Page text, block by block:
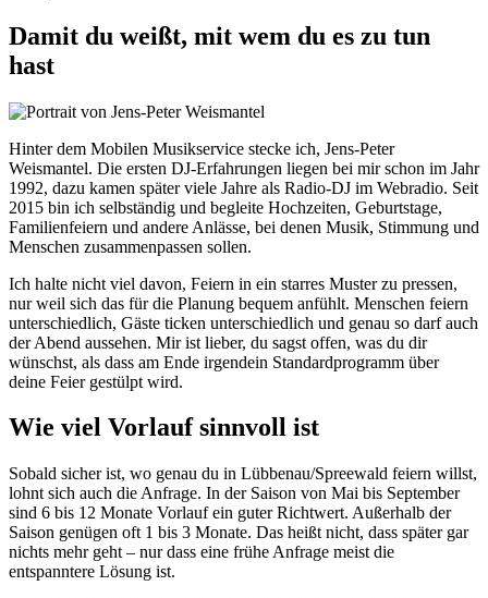
Damit du weißt, mit wem du es zu tun
hast
Hinter dem Mobilen Musikservice stecke ich, Jens-Peter
Weismantel. Die ersten DJ-Erfahrungen liegen bei mir schon im Jahr
1992, dazu kamen später viele Jahre als Radio-DJ im Webradio. Seit
2015 bin ich selbständig und begleite Hochzeiten, Geburtstage,
Familienfeiern und andere Anlässe, bei denen Musik, Stimmung und
Menschen zusammenpassen sollen.
Ich halte nicht viel davon, Feiern in ein starres Muster zu pressen,
nur weil sich das für die Planung bequem anfühlt. Menschen feiern
unterschiedlich, Gäste ticken unterschiedlich und genau so darf auch
der Abend aussehen. Mir ist lieber, du sagst offen, was du dir
wünschst, als dass am Ende irgendein Standardprogramm über
deine Feier gestülpt wird.
Wie viel Vorlauf sinnvoll ist
Sobald sicher ist, wo genau du in Lübbenau/Spreewald feiern willst,
lohnt sich auch die Anfrage. In der Saison von Mai bis September
sind 6 bis 12 Monate Vorlauf ein guter Richtwert. Außerhalb der
Saison genügen oft 1 bis 3 Monate. Das heißt nicht, dass später gar
nichts mehr geht – nur dass eine frühe Anfrage meist die
entspanntere Lösung ist.